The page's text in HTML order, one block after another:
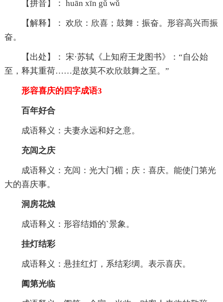
【拼音】： huān xīn gǔ wǔ
【解释】： 欢欣：欣喜；鼓舞：振奋。形容高兴而振
奋。
【出处】： 宋·苏轼《上知府王龙图书》：“自公始
至，释其重荷……是故莫不欢欣鼓舞之至。”
形容喜庆的四字成语3
百年好合
成语释义：夫妻永远和好之意。
充闾之庆
成语释义：充闾：光大门楣；庆：喜庆。能使门第光
大的喜庆事。
洞房花烛
成语释义：形容结婚的`景象。
挂灯结彩
成语释义：悬挂红灯，系结彩绸。表示喜庆。
阖第光临